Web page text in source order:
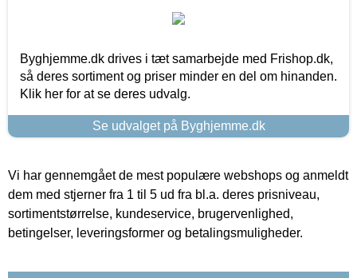
Byghjemme.dk drives i tæt samarbejde med Frishop.dk,
så deres sortiment og priser minder en del om hinanden.
Klik her for at se deres udvalg.
Se udvalget på Byghjemme.dk
Vi har gennemgået de mest populære webshops og anmeldt
dem med stjerner fra 1 til 5 ud fra bl.a. deres prisniveau,
sortimentstørrelse, kundeservice, brugervenlighed,
betingelser, leveringsformer og betalingsmuligheder.